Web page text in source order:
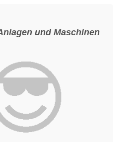
und Maschinen